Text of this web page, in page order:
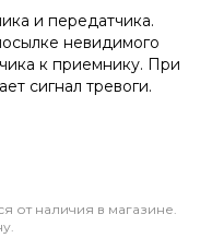
и передатчика.
невидимого
к приемнику. При
сигнал тревоги.
от наличия в магазине.